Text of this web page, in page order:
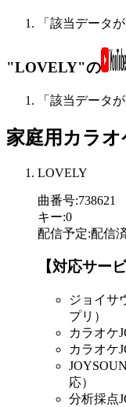
「該当データ
"LOVELY"の
「該当データ
家庭用カラオ
LOVELY
曲番号:738621
キー:0
配信予定:配信
【対応サービ
ジョイサ
プリ）
カラオケ
カラオケ
応）
分析採点